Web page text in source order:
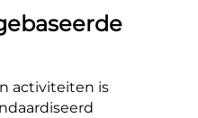
activiteiten is